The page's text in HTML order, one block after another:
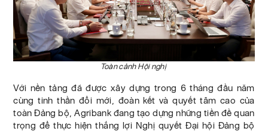
Toàn cảnh Hội nghị
Với nền tảng đã được xây dựng trong 6 tháng đầu năm
cùng tinh thần đổi mới, đoàn kết và quyết tâm cao của
toàn Đảng bộ, Agribank đang tạo dựng những tiền đề quan
trọng để thực hiện thắng lợi Nghị quyết Đại hội Đảng bộ